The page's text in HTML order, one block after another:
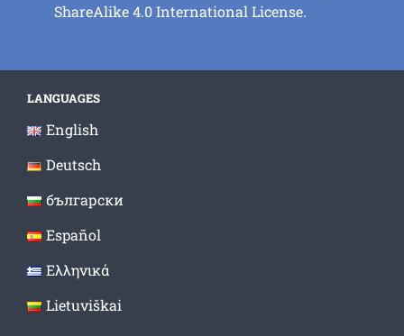
ShareAlike 4.0 International License.
LANGUAGES
English
Deutsch
български
Español
Ελληνικά
Lietuviškai